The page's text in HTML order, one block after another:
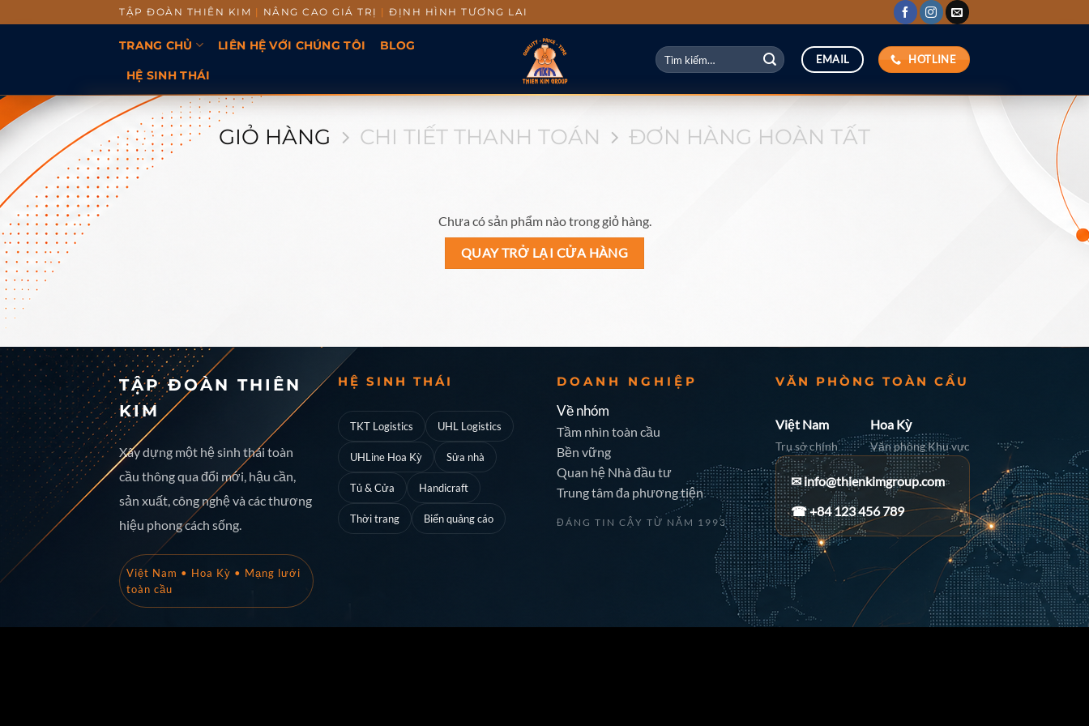
TẬP ĐOÀN THIÊN KIM | NÂNG CAO GIÁ TRỊ | ĐỊNH HÌNH TƯƠNG LAI
TRANG CHỦ LIÊN HỆ VỚI CHÚNG TÔI BLOG
HỆ SINH THÁI
EMAIL HOTLINE
GIỎ HÀNG CHI TIẾT THANH TOÁN ĐƠN HÀNG HOÀN TẤT
Chưa có sản phẩm nào trong giỏ hàng.
QUAY TRỞ LẠI CỬA HÀNG
TẬP ĐOÀN THIÊN
KIM
Xây dựng một hệ sinh thái toàn
cầu thông qua đổi mới, hậu cần,
sản xuất, công nghệ và các thương
hiệu phong cách sống.
Việt Nam • Hoa Kỳ • Mạng lưới
toàn cầu
HỆ SINH THÁI
TKT Logistics UHL Logistics
UHLine Hoa Kỳ Sửa nhà
Tủ & Cửa Handicraft
Thời trang Biển quảng cáo
DOANH NGHIỆP
Về nhóm
Tầm nhìn toàn cầu
Bền vững
Quan hệ Nhà đầu tư
Trung tâm đa phương tiện
ĐÁNG TIN CẬY TỪ NĂM 1993
VĂN PHÒNG TOÀN CẦU
Việt Nam
Trụ sở chính
Hoa Kỳ
Văn phòng Khu vực
✉info@thienkimgroup.com
☎ +84 123 456 789